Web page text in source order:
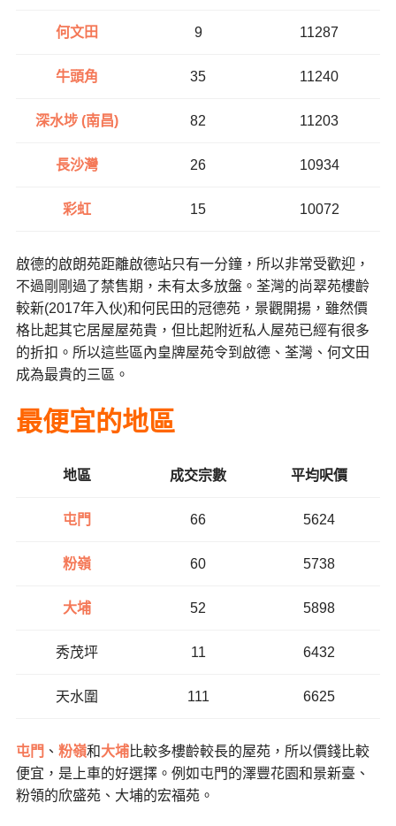
何文田 9 11287
牛頭角 35 11240
深水埗 (南昌) 82 11203
長沙灣 26 10934
彩虹 15 10072
啟德的啟朗苑距離啟德站只有一分鐘，所以非常受歡迎，
不過剛剛過了禁售期，未有太多放盤。荃灣的尚翠苑樓齡
較新(2017年入伙)和何民田的冠德苑，景觀開揚，雖然價
格比起其它居屋屋苑貴，但比起附近私人屋苑已經有很多
的折扣。所以這些區內皇牌屋苑令到啟德、荃灣、何文田
成為最貴的三區。
最便宜的地區
地區 成交宗數 平均呎價
屯門 66 5624
粉嶺 60 5738
大埔 52 5898
秀茂坪 11 6432
天水圍 111 6625
屯門 、 粉嶺和大埔比較多樓齡較長的屋苑，所以價錢比較
便宜，是上車的好選擇。例如屯門的澤豐花園和景新臺、
粉領的欣盛苑、大埔的宏福苑。